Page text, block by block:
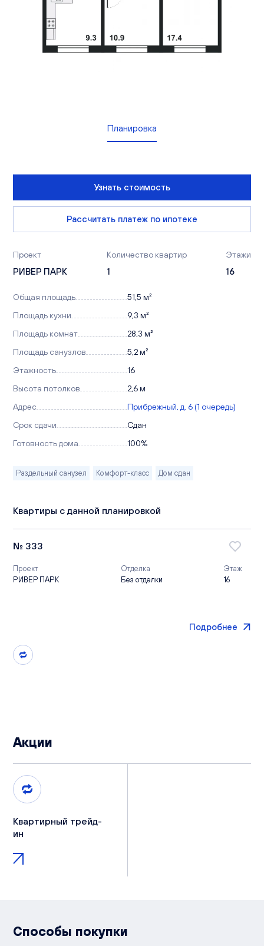
Контакты
Планировка
Узнать стоимость
Рассчитать платеж по ипотеке
Проект
РИВЕР ПАРК
Количество квартир
1
Этажи
16
Общая площадь
51,5 м²
Площадь кухни
9,3 м²
Площадь комнат
28,3 м²
Площадь санузлов
5,2 м²
Этажность
16
Высота потолков
2,6 м
Адрес
Прибрежный, д. 6 (1 очередь)
Срок сдачи
Сдан
Готовность дома
100%
Раздельный санузел Комфорт-класс Дом сдан
Квартиры с данной планировкой
№ 333
Проект
РИВЕР ПАРК
Отделка
Без отделки
Этаж
16
Подробнее
Акции
Квартирный трейд-
ин
Способы покупки